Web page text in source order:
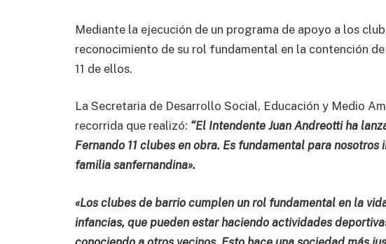
Mediante la ejecución de un programa de apoyo a los
reconocimiento de su rol fundamental en la contención
11 de ellos.
La Secretaria de Desarrollo Social, Educación y Medio
recorrida que realizó: “El Intendente Juan Andreotti ha
Fernando 11 clubes en obra. Es fundamental para
familia sanfernandina».
«Los clubes de barrio cumplen un rol fundamental en la
infancias, que pueden estar haciendo actividades